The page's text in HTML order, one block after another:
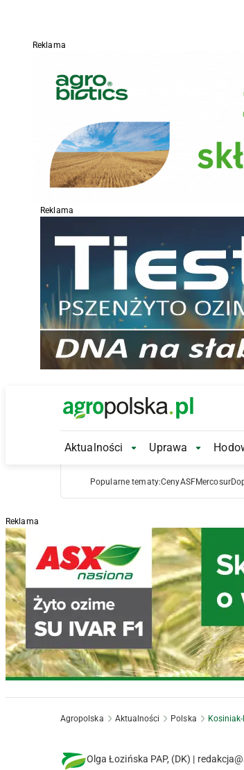
Reklama
Reklama
Main Logo
Aktualności Aktualności
Uprawa Uprawa
Popularne tematy:CenyASFMercosur
Reklama
Agropolska Aktualności Polska
Olga Łozińska PAP, (DK) |